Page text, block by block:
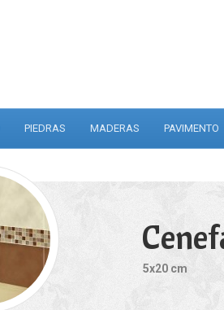
PIEDRAS MADERAS PAVIMENTO
5x20 cm